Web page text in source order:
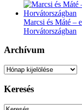
Marcsi és Máté –
Horvátországban
Archívum
Archívum
Keresés